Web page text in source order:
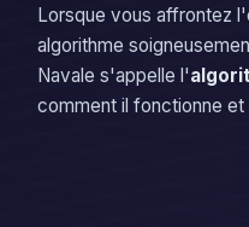
Lorsque vous affrontez
algorithme
Navale s'appelle l'
comment il fonctionne